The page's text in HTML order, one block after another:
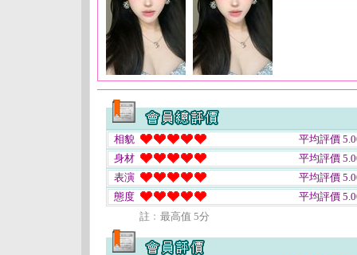
相貌
平均評價
身材
平均評價
表演
平均評價
態度
平均評價
註﹕最高值 5分